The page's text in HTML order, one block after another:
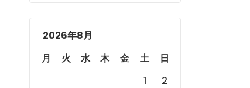
2026年8月
月
火 水 木 金 土
日
1
2